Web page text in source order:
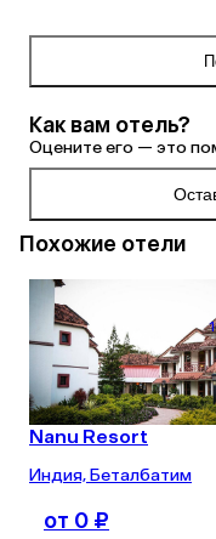
Как вам отель?
Оцените его — это
Похожие отели
Nanu Resort
Индия, Беталбатим
от 0 ₽